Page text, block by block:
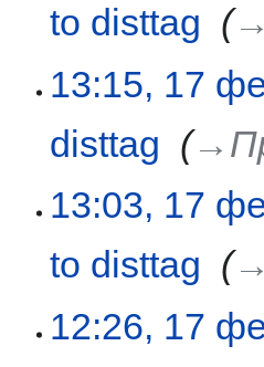
to disttag
13:15, 17
disttag
13:03, 17
to disttag
12:26, 17